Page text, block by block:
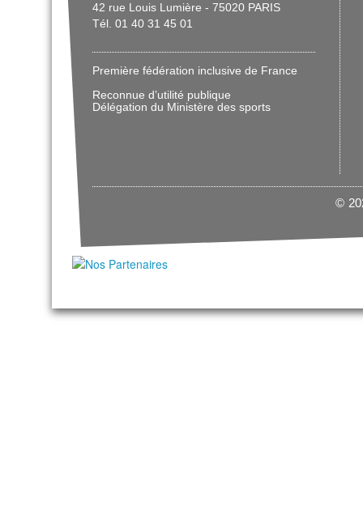
42 rue Louis Lumière - 75020 PARIS
Tél. 01 40 31 45 01
Première fédération inclusive de France
Reconnue d’utilité publique
Délégation du Ministère des sports
©